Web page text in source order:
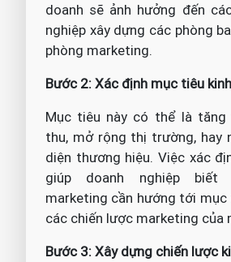
doanh sẽ ảnh hưởng đến
nghiệp xây dựng các phòng
phòng marketing.
Bước 2: Xác định mục tiêu
Mục tiêu này có thể là tăng
thu, mở rộng thị trường, hay
diện thương hiệu. Việc xác
giúp doanh nghiệp biết
marketing cần hướng tới
các chiến lược marketing của
Bước 3: Xây dựng chiến lược